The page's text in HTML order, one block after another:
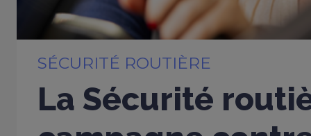
SÉCURITÉ ROUTIÈRE
La Sécurité